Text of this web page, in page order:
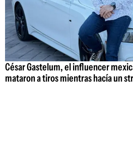
César Gastelum, el influencer
mataron a tiros mientras hacía un